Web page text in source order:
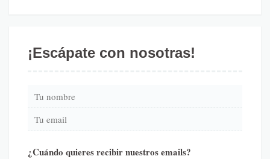
¡Escápate con nosotras!
¿Cuándo quieres recibir nuestros emails?